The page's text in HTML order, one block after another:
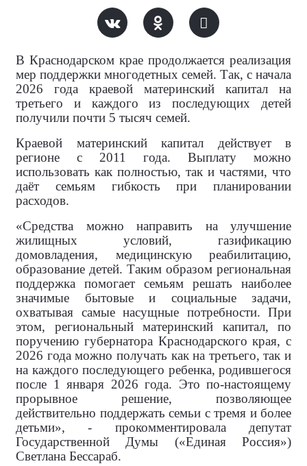
В Краснодарском крае продолжается реализация
мер поддержки многодетных семей. Так, с начала
2026 года краевой материнский капитал на
третьего и каждого из последующих детей
получили почти 5 тысяч семей.
Краевой материнский капитал действует в
регионе с 2011 года. Выплату можно
использовать как полностью, так и частями, что
даёт семьям гибкость при планировании
расходов.
«Средства можно направить на улучшение
жилищных условий, газификацию
домовладения, медицинскую реабилитацию,
образование детей. Таким образом региональная
поддержка помогает семьям решать наиболее
значимые бытовые и социальные задачи,
охватывая самые насущные потребности. При
этом, региональный материнский капитал, по
поручению губернатора Краснодарского края, с
2026 года можно получать как на третьего, так и
на каждого последующего ребенка, родившегося
после 1 января 2026 года. Это по-настоящему
прорывное решение, позволяющее
действительно поддержать семьи с тремя и более
детьми», - прокомментировала депутат
Государственной Думы («Единая Россия»)
Светлана Бессараб.